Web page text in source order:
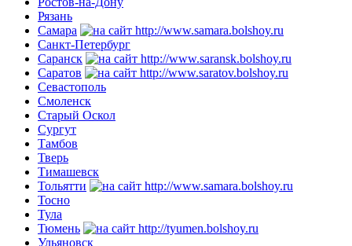
Рязань
Самара
Санкт-Петербург
Саранск
Саратов
Севастополь
Смоленск
Старый Оскол
Сургут
Тамбов
Тверь
Тимашевск
Тольятти
Тосно
Тула
Тюмень
Ульяновск